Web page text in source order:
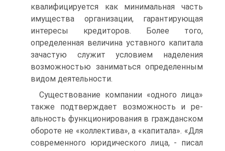
квалифицируется как минимальная часть
имущества орга­низации, гарантирующая
интересы кредиторов. Более того,
определенная величина ус­тавного капитала
зачастую служит условием наделения
возможностью заниматься определенным
видом деятельности.
Существование компании «одного лица»
также подтверждает возможность и ре­
альность функционирования в гражданском
обороте не «коллектива», а «капитала». «Для
современного юридического лица, - писал